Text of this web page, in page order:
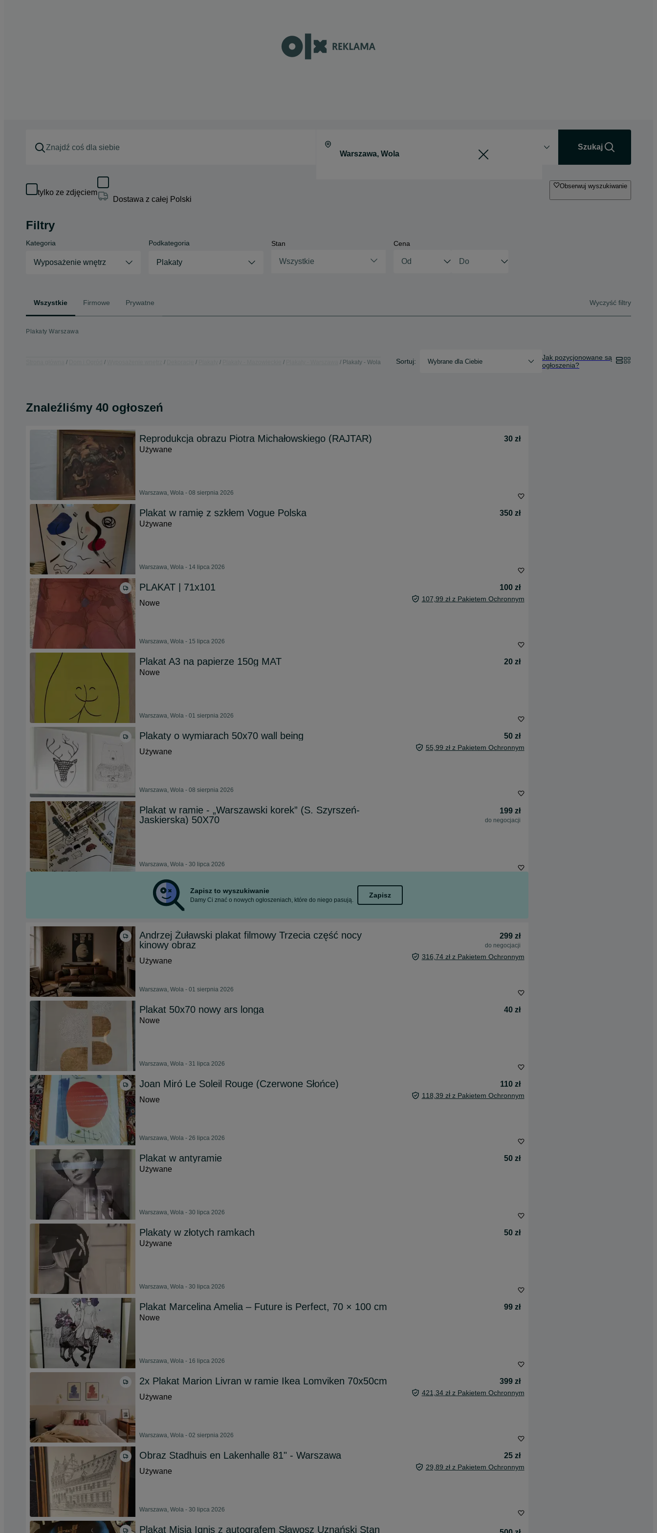
Szukaj
tylko ze zdjęciem
Dostawa z całej Polski
Obserwuj wyszukiwanie
Filtry
Kategoria
Wyposażenie wnętrz
Podkategoria
Plakaty
Stan
Wszystkie
Cena
Wszystkie Firmowe Prywatne Wyczyść filtry
Plakaty Warszawa
Plakaty - Wola Sortuj: Wybrane dla Ciebie
Jak pozycjonowane są
ogłoszenia?
Znaleźliśmy 40 ogłoszeń
Reprodukcja obrazu Piotra Michałowskiego (RAJTAR)
30 zł
Używane
Warszawa, Wola - 08 sierpnia 2026
Plakat w ramię z szkłem Vogue Polska
350 zł
Używane
Warszawa, Wola - 14 lipca 2026
PLAKAT | 71x101
100 zł
Nowe
107,99 zł z Pakietem Ochronnym
Warszawa, Wola - 15 lipca 2026
Plakat A3 na papierze 150g MAT
20 zł
Nowe
Warszawa, Wola - 01 sierpnia 2026
Plakaty o wymiarach 50x70 wall being
50 zł
Używane
55,99 zł z Pakietem Ochronnym
Warszawa, Wola - 08 sierpnia 2026
Plakat w ramie - „Warszawski korek” (S. Szyrszeń-
Jaskierska) 50X70
199 zł
do negocjacji
Warszawa, Wola - 30 lipca 2026
Zapisz to wyszukiwanie
Damy Ci znać o nowych ogłoszeniach, które do niego pasują.
Zapisz
Andrzej Żuławski plakat filmowy Trzecia część nocy
kinowy obraz
299 zł
do negocjacji
Używane 316,74 zł z Pakietem Ochronnym
Warszawa, Wola - 01 sierpnia 2026
Plakat 50x70 nowy ars longa
40 zł
Nowe
Warszawa, Wola - 31 lipca 2026
Joan Miró Le Soleil Rouge (Czerwone Słońce)
110 zł
Nowe
118,39 zł z Pakietem Ochronnym
Warszawa, Wola - 26 lipca 2026
Plakat w antyramie
50 zł
Używane
Warszawa, Wola - 30 lipca 2026
Plakaty w złotych ramkach
50 zł
Używane
Warszawa, Wola - 30 lipca 2026
Plakat Marcelina Amelia – Future is Perfect, 70 × 100 cm
99 zł
Nowe
Warszawa, Wola - 16 lipca 2026
2x Plakat Marion Livran w ramie Ikea Lomviken 70x50cm
399 zł
Używane
421,34 zł z Pakietem Ochronnym
Warszawa, Wola - 02 sierpnia 2026
Obraz Stadhuis en Lakenhalle 81" - Warszawa
25 zł
Używane
29,89 zł z Pakietem Ochronnym
Warszawa, Wola - 30 lipca 2026
Plakat Misja Ignis z autografem Sławosz Uznański Stan